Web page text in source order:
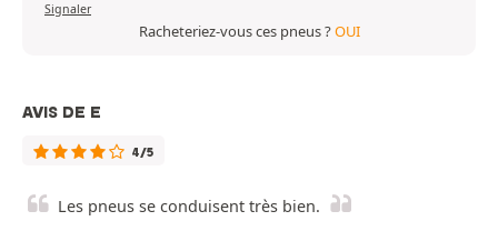
Signaler
Racheteriez-vous ces pneus ?OUI
AVIS DE E
4/5
Les pneus se conduisent très bien.